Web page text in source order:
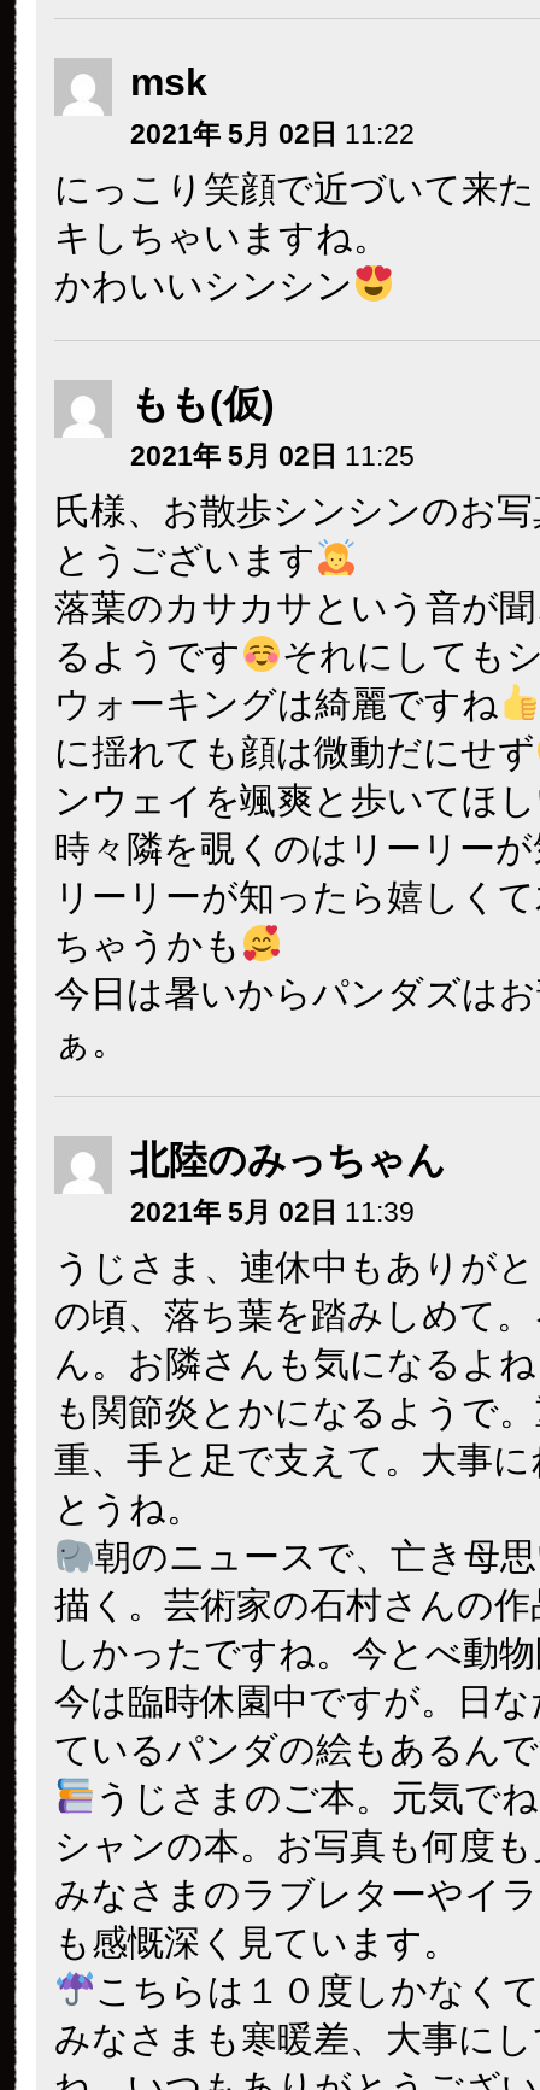
msk
2021年 5月 02日 11:22
にっこり笑顔で近づいて来
キしちゃいますね。
かわいいシンシン
もも(仮)
2021年 5月 02日 11:25
氏様、お散歩シンシンのお
とうございます
落葉のカサカサという音が
るようです
それにしても
ウォーキングは綺麗ですね
に揺れても顔は微動だにせず
ンウェイを颯爽と歩いてほ
時々隣を覗くのはリーリー
リーリーが知ったら嬉しく
ちゃうかも
今日は暑いからパンダズは
ぁ。
北陸のみっちゃん
2021年 5月 02日 11:39
うじさま、連休中もありが
の頃、落ち葉を踏みしめて
ん。お隣さんも気になるよ
も関節炎とかになるようで
重、手と足で支えて。大事
とうね。
朝のニュースで、亡き母
描く。芸術家の石村さんの
しかったですね。今とべ動
今は臨時休園中ですが。日
ているパンダの絵もあるん
うじさまのご本。元気で
シャンの本。お写真も何度
みなさまのラブレターやイ
も感慨深く見ています。
こちらは１０度しかなく
みなさまも寒暖差、大事に